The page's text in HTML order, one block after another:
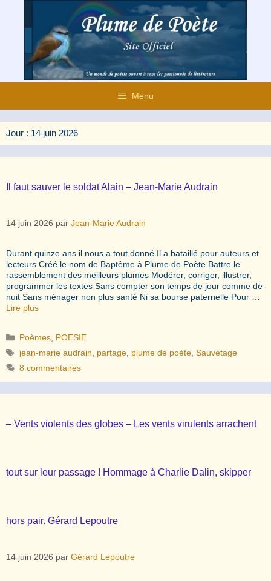
contenu
Menu
Jour : 14 juin 2026
Il faut sauver le soldat Alain – Jean-Marie Audrain
14 juin 2026 par Jean-Marie Audrain
Durant quinze ans il nous a tout donné Il a bataillé pour auteurs et
lecteurs Créé le nom de Baptême à Plume de Poète Battre le
rassemblement des meilleurs plumes Modérer, corriger, illustrer,
programmer les textes Sans compter son temps de jour comme de
nuit Sans ménager non plus santé Ni sa bourse paternelle Pour …
Lire plus
Catégories
Poèmes POESIE
Étiquettes
jean-marie audrain partage plume de poète ,Sauvetage
8 commentaires
– Vents violents des globes – Les vents virulents arrachent
tout sur leur passage ! Hommage à Charlie Dalin, skipper
hors pair. Gérard Lepoutre
14 juin 2026 par Gérard Lepoutre